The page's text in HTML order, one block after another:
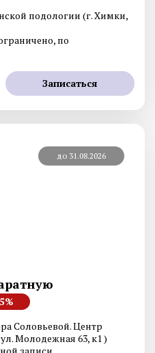
подологии (г. Химки,
по
Записаться
до 31.08.2026
Соловьевой. Центр
Молодежная 63, к1 )
записи